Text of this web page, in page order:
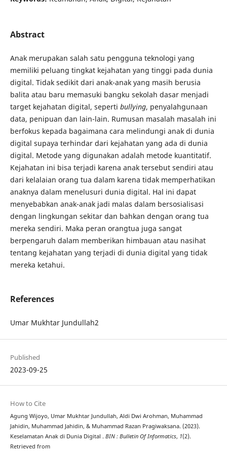
Abstract
Anak merupakan salah satu pengguna teknologi yang
memiliki peluang tingkat kejahatan yang tinggi pada dunia
digital. Tidak sedikit dari anak-anak yang masih berusia
balita atau baru memasuki bangku sekolah dasar menjadi
target kejahatan digital, seperti bullying, penyalahgunaan
data, penipuan dan lain-lain. Rumusan masalah masalah ini
berfokus kepada bagaimana cara melindungi anak di dunia
digital supaya terhindar dari kejahatan yang ada di dunia
digital. Metode yang digunakan adalah metode kuantitatif.
Kejahatan ini bisa terjadi karena anak tersebut sendiri atau
dari kelalaian orang tua dalam karena tidak memperhatikan
anaknya dalam menelusuri dunia digital. Hal ini dapat
menyebabkan anak-anak jadi malas dalam bersosialisasi
dengan lingkungan sekitar dan bahkan dengan orang tua
mereka sendiri. Maka peran orangtua juga sangat
berpengaruh dalam memberikan himbauan atau nasihat
tentang kejahatan yang terjadi di dunia digital yang tidak
mereka ketahui.
References
Umar Mukhtar Jundullah2
Published
2023-09-25
How to Cite
Agung Wijoyo, Umar Mukhtar Jundullah, Aldi Dwi Arohman, Muhammad
Jahidin, Muhammad Jahidin, & Muhammad Razan Pragiwaksana. (2023).
Keselamatan Anak di Dunia Digital . BIN : Bulletin Of Informatics, 1(2).
Retrieved from